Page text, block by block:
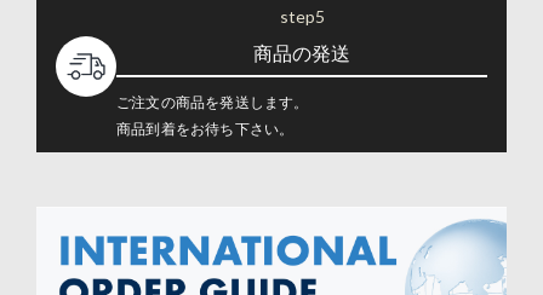
step5
商品の発送
ご注文の商品を発送します。
商品到着をお待ち下さい。